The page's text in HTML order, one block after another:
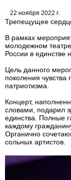
22 ноября 2022 г.
Трепещущее
В рамках
молодежном
России в единстве
Цель данного
поколения чувства
патриотизма.
Концерт,
словами, подарил
единства. Полные
каждому
Органично
сольных артистов.